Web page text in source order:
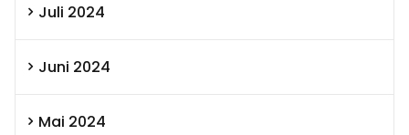
Juli 2024
Juni 2024
Mai 2024